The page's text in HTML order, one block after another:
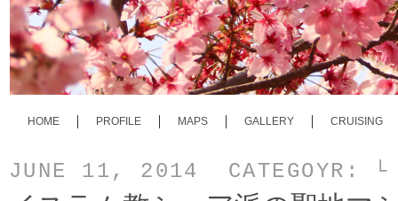
HOME PROFILE MAPS GALLERY CRUISING
JUNE 11, 2014 CATEGOYR: